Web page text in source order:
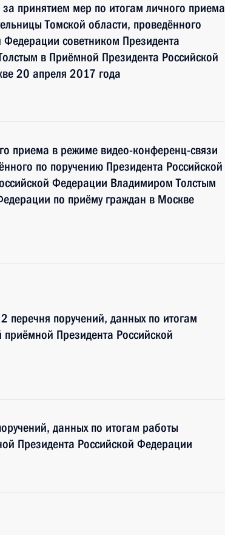
принятием мер по итогам личного приема
Томской области, проведённого
советником Президента
в Приёмной Президента Российской
20 апреля 2017 года
приема в режиме видео-конференц-связи
по поручению Президента Российской
Федерации Владимиром Толстым
по приёму граждан в Москве
перечня поручений, данных по итогам
Президента Российской
данных по итогам работы
Президента Российской Федерации